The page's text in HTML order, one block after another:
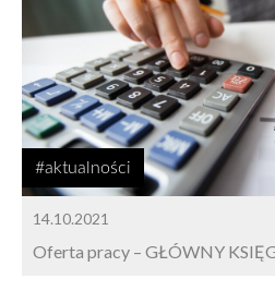
#aktualności
14.10.2021
Oferta pracy – GŁÓWNY